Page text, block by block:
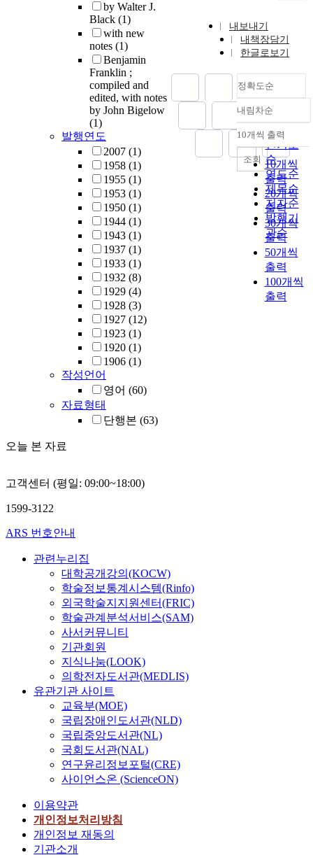
by Walter J.
Black (1)
with new
notes (1)
Benjamin
Franklin ;
compiled and
edited, with notes
by John Bigelow
(1)
발행연도
2007 (1)
1958 (1)
1955 (1)
1953 (1)
1950 (1)
1944 (1)
1943 (1)
1937 (1)
1933 (1)
1932 (8)
1929 (4)
1928 (3)
1927 (12)
1923 (1)
1920 (1)
1906 (1)
작성언어
영어 (60)
자료형태
단행본 (63)
오늘 본 자료
내보내기
내책장담기
한글로보기
정확도순
정확도
순
인기도
순
연도순
제목순
저자순
발행기
관순
내림차순
내림차순
10개씩 출력
10개씩
출력
20개씩
출력
30개씩
출력
50개씩
출력
100개씩
출력
조회
고객센터 (평일: 09:00~18:00)
1599-3122
ARS 번호안내
관련누리집
대학공개강의(KOCW)
학술정보통계시스템(Rinfo)
외국학술지지원센터(FRIC)
학술관계분석서비스(SAM)
사서커뮤니티
기관회원
지식나눔(LOOK)
의학전자도서관(MEDLIS)
유관기관 사이트
교육부(MOE)
국립장애인도서관(NLD)
국립중앙도서관(NL)
국회도서관(NAL)
연구윤리정보포털(CRE)
사이언스온 (ScienceON)
이용약관
개인정보처리방침
개인정보 재동의
기관소개